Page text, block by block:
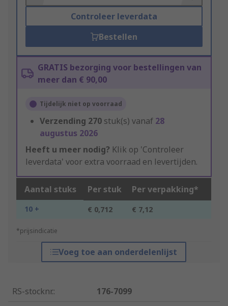
Controleer leverdata
Bestellen
GRATIS bezorging voor bestellingen van
meer dan € 90,00
Tijdelijk niet op voorraad
Verzending 270 stuk(s) vanaf 28
augustus 2026
Heeft u meer nodig? Klik op 'Controleer
leverdata' voor extra voorraad en levertijden.
Aantal stuks Per stuk Per verpakking*
10 + € 0,712 € 7,12
*prijsindicatie
Voeg toe aan onderdelenlijst
RS-stocknr.: 176-7099